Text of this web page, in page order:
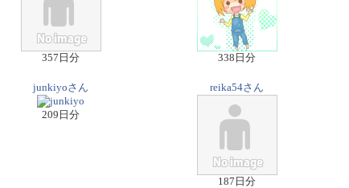
357日分 338日分
junkiyoさん
209日分
reika54さん
187日分